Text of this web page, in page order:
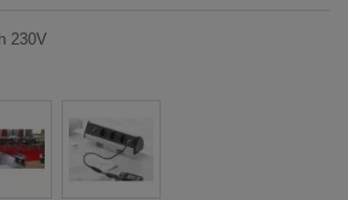
230V